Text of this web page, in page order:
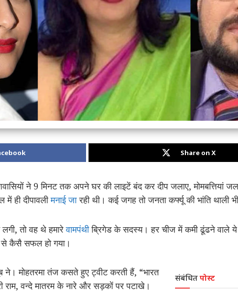
Share on X
ने 9 मिनट तक अपने घर की लाइटें बंद कर दीप जलाए, मोमबत्तियां
में ही दीपावलीमनाई जारही थी। कई जगह तो जनता कर्फ्यू की भांति थाली
लगी, तो वह थे हमारेवामपंथीब्रिगेड के सदस्य। हर चीज में कमी ढूंढने वाले ये
से कैसै सफल हो गया।
संबंधितपोस्ट
मोहतरमा तंज कसते हुए ट्वीट करती हैं, “भारत
राम, वन्दे मातरम के नारे और सड़कों पर पटाखे।